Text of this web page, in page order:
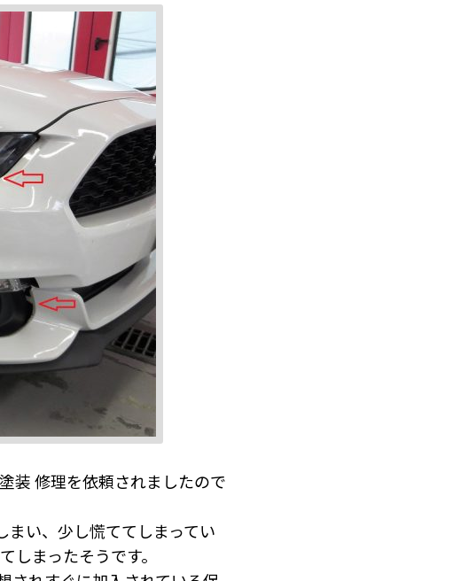
装 修理を依頼されましたので
まい、少し慌ててしまってい
まったそうです。